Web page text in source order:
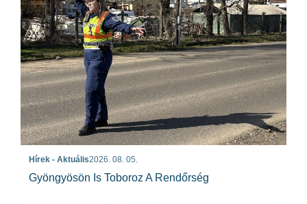
Hírek - Aktuális2026. 08. 05.
Gyöngyösön Is Toboroz A Rendőrség